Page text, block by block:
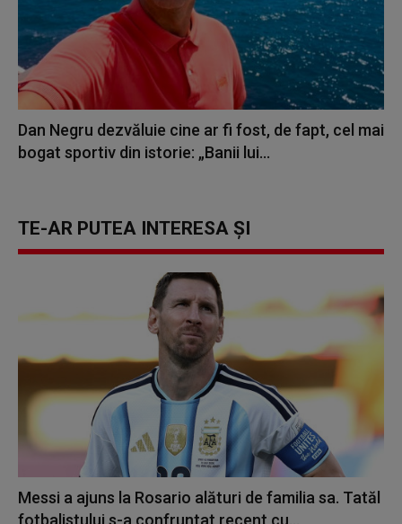
Dan Negru dezvăluie cine ar fi fost, de fapt, cel mai
bogat sportiv din istorie: „Banii lui...
TE-AR PUTEA INTERESA ȘI
Messi a ajuns la Rosario alături de familia sa. Tatăl